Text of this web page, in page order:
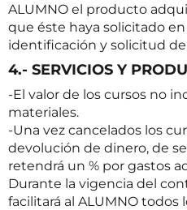
ALUMNO el producto
que éste haya solicitado
identificación y solicitud
4.- SERVICIOS Y
-El valor de los cursos no
materiales.
-Una vez cancelados los
devolución de dinero, de
retendrá un % por gastos
Durante la vigencia del
facilitará al ALUMNO todos